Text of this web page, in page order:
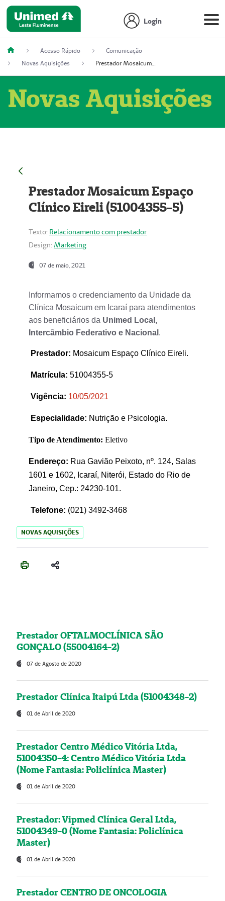
Login
Acesso Rápido
Comunicação
Novas Aquisições
Prestador Mosaicum Espaço Clínico Eireli (51004355-5)
Novas Aquisições
Prestador Mosaicum Espaço
Clínico Eireli (51004355-5)
Texto: Relacionamento com prestador
Design: Marketing
07 de maio, 2021
Informamos o credenciamento da Unidade da
Clínica Mosaicum em Icaraí para atendimentos
aos beneficiários da Unimed Local,
Intercâmbio Federativo e Nacional .
Prestador: Mosaicum Espaço Clínico Eireli.
Matrícula: 51004355-5
Vigência: 10/05/2021
Especialidade: Nutrição e Psicologia.
Tipo de Atendimento: Eletivo
Endereço: Rua Gavião Peixoto, nº. 124, Salas
1601 e 1602, Icaraí, Niterói, Estado do Rio de
Janeiro, Cep.: 24230-101.
Telefone: (021) 3492-3468
NOVAS AQUISIÇÕES
Prestador OFTALMOCLÍNICA SÃO
GONÇALO (55004164-2)
07 de Agosto de 2020
Prestador Clínica Itaipú Ltda (51004348-2)
01 de Abril de 2020
Prestador Centro Médico Vitória Ltda,
51004350-4: Centro Médico Vitória Ltda
(Nome Fantasia: Policlínica Master)
01 de Abril de 2020
Prestador: Vipmed Clínica Geral Ltda,
51004349-0 (Nome Fantasia: Policlínica
Master)
01 de Abril de 2020
Prestador CENTRO DE ONCOLOGIA